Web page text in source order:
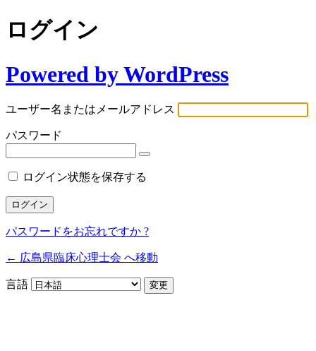
ログイン
Powered by WordPress
ユーザー名またはメールアドレス
パスワード
ログイン状態を保存する
パスワードをお忘れですか ?
← 広島県臨床心理士会 へ移動
言語